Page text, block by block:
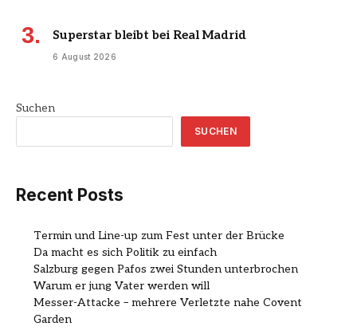
Superstar bleibt bei Real Madrid
6 August 2026
Suchen
SUCHEN
Recent Posts
Termin und Line-up zum Fest unter der Brücke
Da macht es sich Politik zu einfach
Salzburg gegen Pafos zwei Stunden unterbrochen
Warum er jung Vater werden will
Messer-Attacke – mehrere Verletzte nahe Covent
Garden